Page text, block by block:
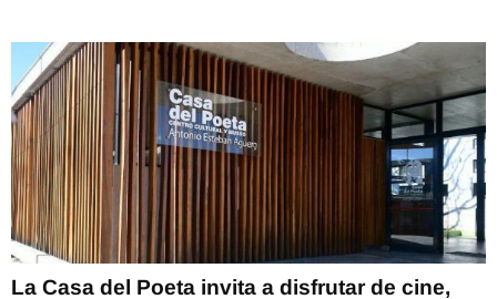
La Casa del Poeta invita a disfrutar de cine,